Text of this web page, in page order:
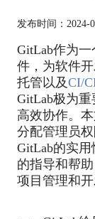
发布时间：2024-
GitLab作为
件，为软件
托管以及CI/
GitLab极为
高效协作。
分配管理员
GitLab的实
的指导和帮
项目管理和开